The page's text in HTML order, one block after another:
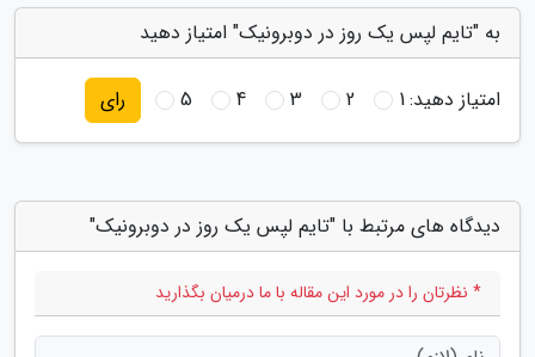
به "تایم لپس یک روز در دوبرونیک" امتیاز دهید
امتیاز دهید:1
2
3
4
5 رای
دیدگاه های مرتبط با "تایم لپس یک روز در دوبرونیک"
* نظرتان را در مورد این مقاله با ما درمیان بگذارید